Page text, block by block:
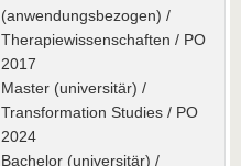
(anwendungsbezogen) /
Therapiewissenschaften / PO
2017
Master (universitär) /
Transformation Studies / PO
2024
Bachelor (universitär) /